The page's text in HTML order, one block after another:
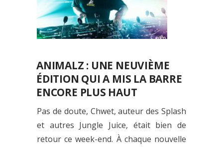
ANIMALZ : UNE NEUVIÈME
ÉDITION QUI A MIS LA BARRE
ENCORE PLUS HAUT
Pas de doute, Chwet, auteur des Splash
et autres Jungle Juice, était bien de
retour ce week-end. À chaque nouvelle